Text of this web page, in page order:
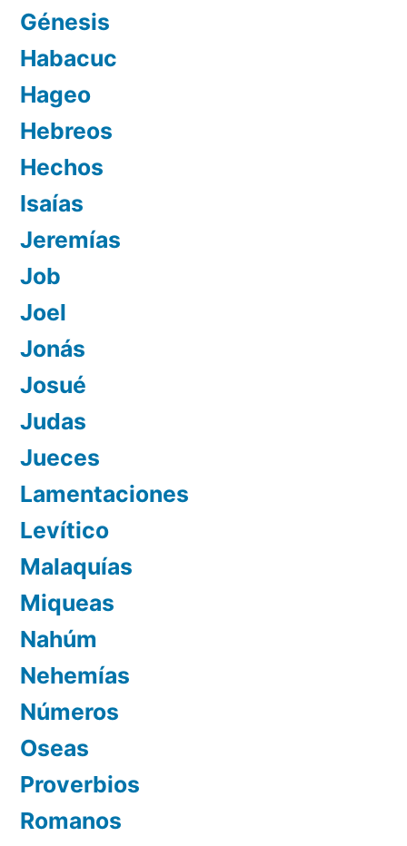
Génesis
Habacuc
Hageo
Hebreos
Hechos
Isaías
Jeremías
Job
Joel
Jonás
Josué
Judas
Jueces
Lamentaciones
Levítico
Malaquías
Miqueas
Nahúm
Nehemías
Números
Oseas
Proverbios
Romanos